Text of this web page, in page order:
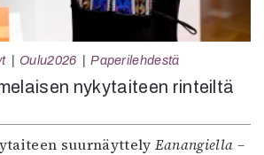
Oulu2026 Paperilehdestä
nykytaiteen rinteiltä
suurnäyttely Eanangiella –